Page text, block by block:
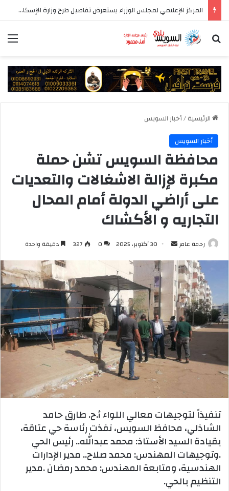
المركز الإعلامي لمجلس الوزراء يستعرض تفاصيل طرح وزارة الإسكان وحدات سكنية بنظام الإيجار
بحث عن
الرئيسية/أخبار السويس
أخبار السويس
محافظة السويس تشن حملة
مكبرة لإزالة الاشغالات والتعديات
على أراضي الدولة أمام المحال
التجاريه و الأكشاك
رحمة عامر
أرسل
إلكترونيا
30 أكتوبر، 2025 0
327 دقيقة واحدة
تنفيذاً لتوجيهات معالي اللواء أ.ح. طارق حامد
الشاذلي، محافظ السويس، نفذت رئاسة حي عتاقة،
بقيادة السيد الأستاذ: محمد عبدالله.. رئيس الحي
.وتوجيهات المهندس: محمد صلاح.. مدير الإدارات
الهندسية، ومتابعة المهندس: محمد رمضان .مدير
التنظيم بالحي.